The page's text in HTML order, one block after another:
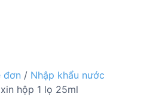
đơn / Nhập khẩu nước
hộp 1 lọ 25ml